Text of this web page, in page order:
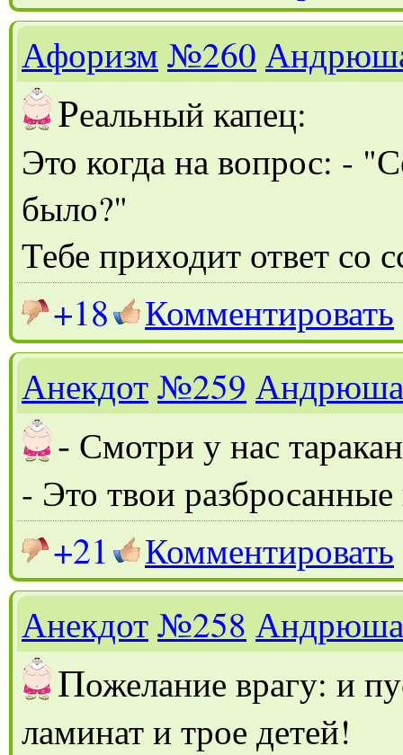
Афоризм №260
Реальный капец:
Это когда на вопрос: -
было?"
Тебе приходит ответ со
+18
Комментировать
Анекдот№259 Андрюша
- Смотри у нас
- Это твои
+21
Комментировать
Анекдот№258 Андрюша
Пожелание врагу: и
ламинат и трое детей!